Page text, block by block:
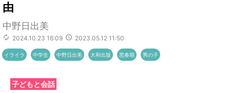
由
中野日出美
2024.10.23 16:09 2023.05.12 11:50
イライラ 中学生 中野日出美 大和出版 思春期 男の子
子どもと会話